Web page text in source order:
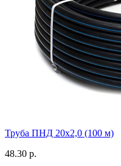
Труба ПНД 20х2,0 (100 м)
48.30 р.